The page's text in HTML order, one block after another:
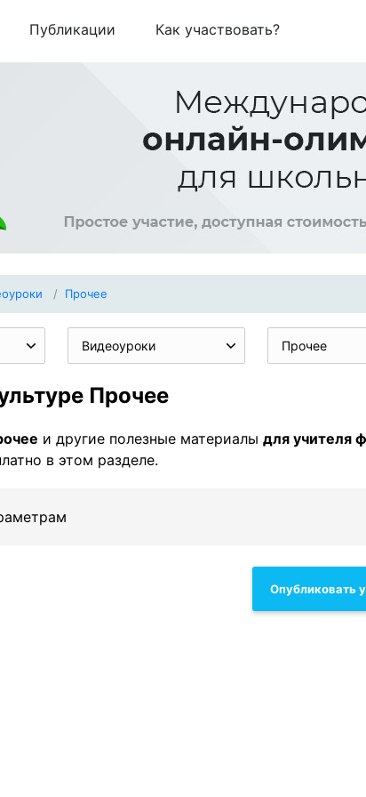
Публикации Как участвовать?
Прочее
Видеоуроки Прочее
Прочее
и другие полезные материалы для учителя
в этом разделе.
Опубликовать